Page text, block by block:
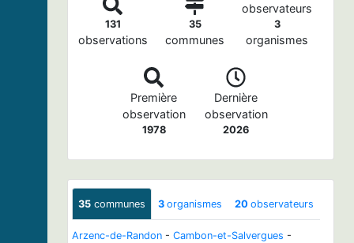
131
observations
35
communes
observateurs
3
organismes
Première
observation
1978
Dernière
observation
2026
35 communes 3 organismes 20 observateurs
Arzenc-de-Randon - Cambon-et-Salvergues -